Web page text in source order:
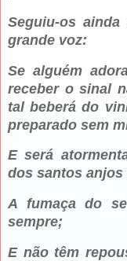
Seguiu-os
grande voz:
Se alguém
receber o sinal
tal beberá do
preparado sem
E será
dos santos anjos
A fumaça do
sempre;
E não têm